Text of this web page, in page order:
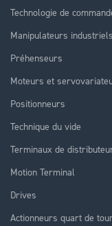
Technologie de
Manipulateurs industriels
Préhenseurs
Moteurs et
Positionneurs
Technique du vide
Terminaux de
Motion Terminal
Drives
Actionneurs quart de